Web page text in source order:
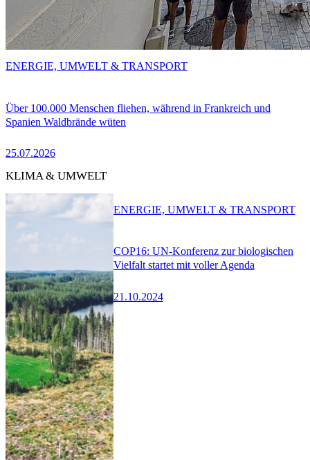
Über 100.000 Menschen fliehen, während in Frankreich und
Spanien Waldbrände wüten
25.07.2026
ENERGIE, UMWELT & TRANSPORT
KLIMA & UMWELT
COP16: UN-Konferenz zur biologischen
Vielfalt startet mit voller Agenda
21.10.2024
ENERGIE, UMWELT & TRANSPORT